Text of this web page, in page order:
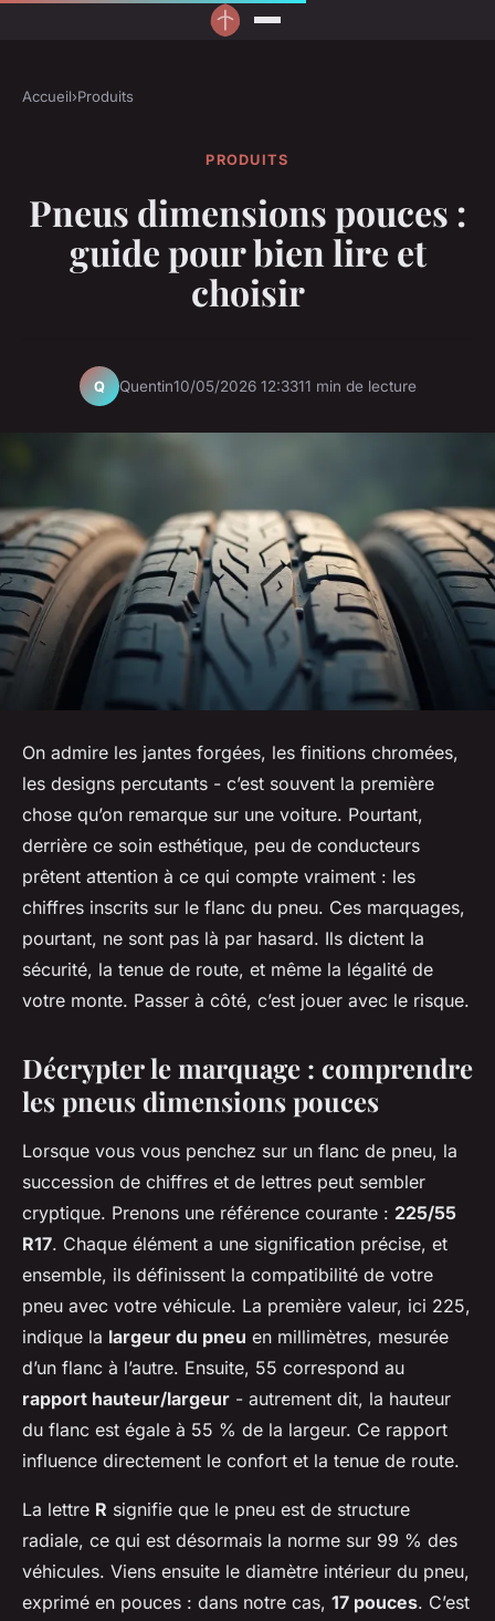
Accueil›Produits
PRODUITS
Pneus dimensions pouces :
guide pour bien lire et
choisir
Q Quentin10/05/2026 12:3311 min de lecture
On admire les jantes forgées, les finitions chromées,
les designs percutants - c’est souvent la première
chose qu’on remarque sur une voiture. Pourtant,
derrière ce soin esthétique, peu de conducteurs
prêtent attention à ce qui compte vraiment : les
chiffres inscrits sur le flanc du pneu. Ces marquages,
pourtant, ne sont pas là par hasard. Ils dictent la
sécurité, la tenue de route, et même la légalité de
votre monte. Passer à côté, c’est jouer avec le risque.
Décrypter le marquage : comprendre
les pneus dimensions pouces
Lorsque vous vous penchez sur un flanc de pneu, la
succession de chiffres et de lettres peut sembler
cryptique. Prenons une référence courante : 225/55
R17. Chaque élément a une signification précise, et
ensemble, ils définissent la compatibilité de votre
pneu avec votre véhicule. La première valeur, ici 225,
indique la largeur du pneu en millimètres, mesurée
d’un flanc à l’autre. Ensuite, 55 correspond au
rapport hauteur/largeur - autrement dit, la hauteur
du flanc est égale à 55 % de la largeur. Ce rapport
influence directement le confort et la tenue de route.
La lettre R signifie que le pneu est de structure
radiale, ce qui est désormais la norme sur 99 % des
véhicules. Viens ensuite le diamètre intérieur du pneu,
exprimé en pouces : dans notre cas, 17 pouces. C’est